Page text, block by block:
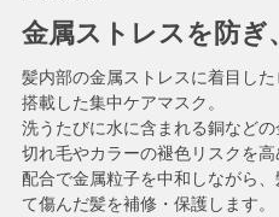
金属ストレスを防ぎ
髪内部の金属ストレスに着目し
搭載した集中ケアマスク。
洗うたびに水に含まれる銅などの
切れ毛やカラーの褪色リスクを
配合で金属粒子を中和しながら
て傷んだ髪を補修・保護します。